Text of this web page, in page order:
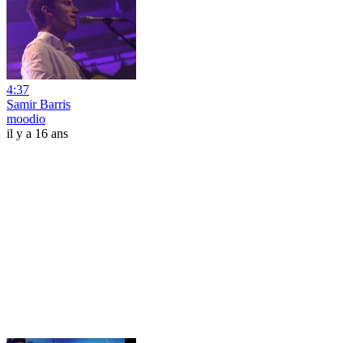
4:37
Samir Barris
moodio
il y a 16 ans